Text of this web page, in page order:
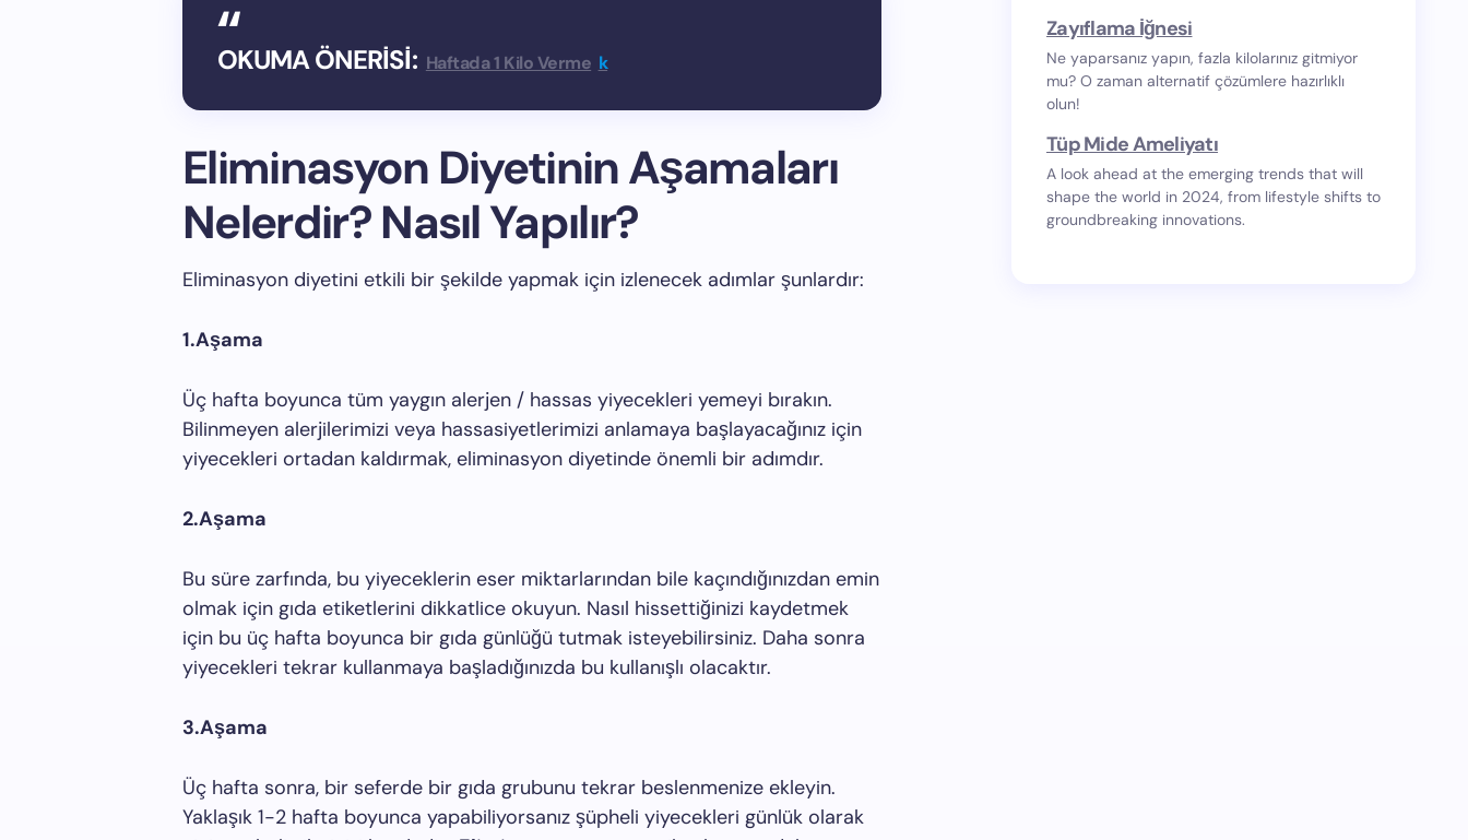
OKUMA ÖNERİSİ: Haftada 1 Kilo Verme k
Eliminasyon Diyetinin Aşamaları
Nelerdir? Nasıl Yapılır?
Eliminasyon diyetini etkili bir şekilde yapmak için izlenecek adımlar şunlardır:
1.Aşama
Üç hafta boyunca tüm yaygın alerjen / hassas yiyecekleri yemeyi bırakın.
Bilinmeyen alerjilerimizi veya hassasiyetlerimizi anlamaya başlayacağınız için
yiyecekleri ortadan kaldırmak, eliminasyon diyetinde önemli bir adımdır.
2.Aşama
Bu süre zarfında, bu yiyeceklerin eser miktarlarından bile kaçındığınızdan emin
olmak için gıda etiketlerini dikkatlice okuyun. Nasıl hissettiğinizi kaydetmek
için bu üç hafta boyunca bir gıda günlüğü tutmak isteyebilirsiniz. Daha sonra
yiyecekleri tekrar kullanmaya başladığınızda bu kullanışlı olacaktır.
3.Aşama
Üç hafta sonra, bir seferde bir gıda grubunu tekrar beslenmenize ekleyin.
Yaklaşık 1-2 hafta boyunca yapabiliyorsanız şüpheli yiyecekleri günlük olarak
Zayıflama İğnesi
Ne yaparsanız yapın, fazla kilolarınız gitmiyor
mu? O zaman alternatif çözümlere hazırlıklı
olun!
Tüp Mide Ameliyatı
A look ahead at the emerging trends that will
shape the world in 2024, from lifestyle shifts to
groundbreaking innovations.